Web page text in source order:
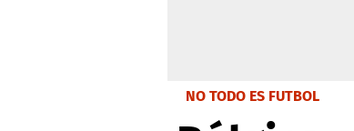
NO TODO ES FUTBOL